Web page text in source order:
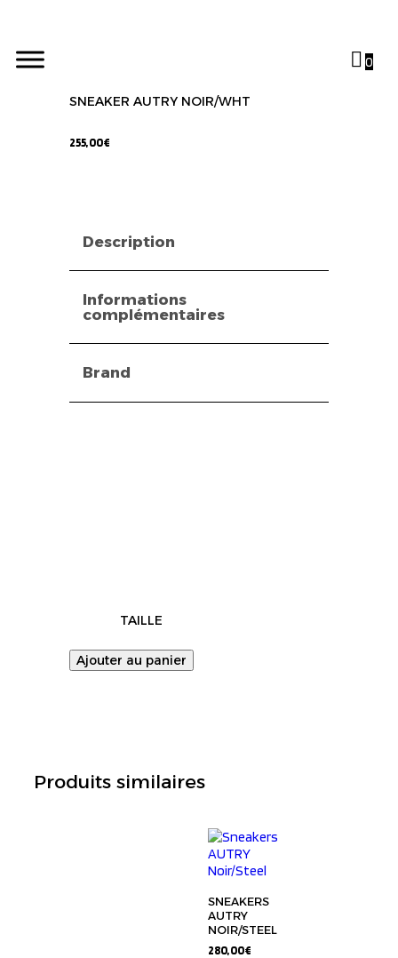
0
SNEAKER AUTRY NOIR/WHT
255,00€
Description
Informations
complémentaires
Brand
TAILLE
Ajouter au panier
Produits similaires
SNEAKERS
AUTRY
NOIR/STEEL
280,00€